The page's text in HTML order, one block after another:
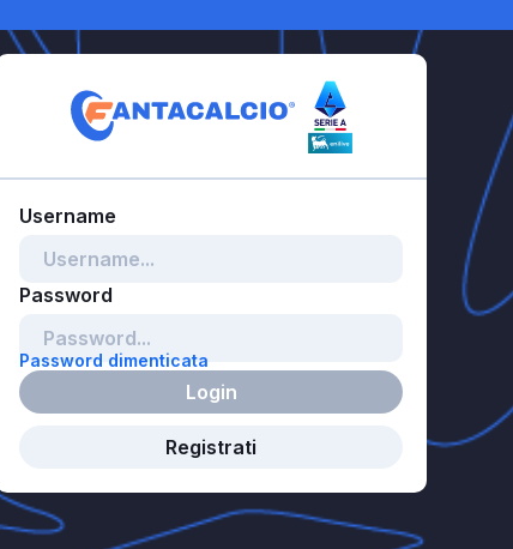
Password dimenticata
Login
Registrati